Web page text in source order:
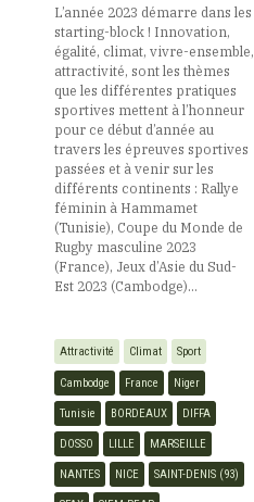
Canada/Québec
Cap Vert
Centrafrique
Comores
Congo
Côte d’Ivoire
Djibouti
Egypte
L’année 2023 démarre dans les
starting-block ! Innovation,
égalité, climat, vivre-ensemble,
attractivité, sont les thèmes
que les différentes pratiques
sportives mettent à l’honneur
pour ce début d’année au
travers les épreuves sportives
passées et à venir sur les
différents continents : Rallye
féminin à Hammamet
(Tunisie), Coupe du Monde de
Rugby masculine 2023
(France), Jeux d’Asie du Sud-
Est 2023 (Cambodge)…
Attractivité Climat Sport
Cambodge France Niger
Tunisie BORDEAUX DIFFA
DOSSO LILLE MARSEILLE
NANTES NICE SAINT-DENIS (93)